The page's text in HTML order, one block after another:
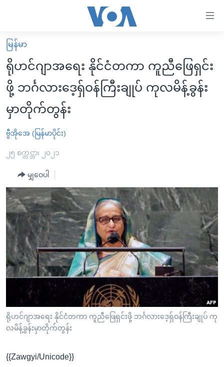
လွယ်ကူ
စေ
သည့်
Link
များ
ပင်မ
သို့
ကျော်
ကြည့်
ရန်
ပင်မ
အ
ညွန်း
စာမျက်နှာ
သို့
ကျော်
ရန်
ရှာဖွေ
သို့
မူလစာမျက်နှာ
မြန်မာ
ကမ္ဘာ့သတင်းများ
နိုင်ငံတကာ
အစ္စရေး-ပါလက်စတိုင်း
ဗွီဒီယို
အင်္ဂလိပ်စာလေ့လာမယ်
အမေရိကန်သုံးအီဒီယံ
မကြေးမုံရဲ့ အင်္ဂလိပ်စာ
ရုပ်ရှင်ထဲက အင်္ဂလိပ်စာ
သုတပဒေသာ အင်္ဂလိပ်စာ
အပတ်စဉ်ကဏ္ဍများ
ရေဒီယို
တီဗွီ
ရေဒီယိုနှင့်ရုပ်သံ အချက်အလက်များ
ရေဒီယို/တီဗွီအစီအစဉ်
Learning English
ဗွီအိုအေ လူမှုကွန်ယက်များ
ဘာသာစကားများ
မြန်မာ
ရိုဟင်ဂျာအရေး နိုင်ငံတကာ ကူညီဖြေရှင်း
ဖို့ ဘင်္ဂလားဒေ့ရှ်ဝန်ကြီးချုပ် ကုလမိန့်ခွန်း
မှာတိုက်တွန်း
ဗွီအိုအေ (မြန်မာပိုင်း)
၂၅ စက္တင္ဘာ၊ ၂၀၂၁
မျှဝေပါ
ရိုဟင်ဂျာအရေး နိုင်ငံတကာ ကူညီဖြေရှင်းဖို့ ဘင်္ဂလားဒေ့ရှ်ဝန်ကြီးချုပ် ကု
လမိန့်ခွန်းမှာတိုက်တွန်း
{{Zawgyi/Unicode}}